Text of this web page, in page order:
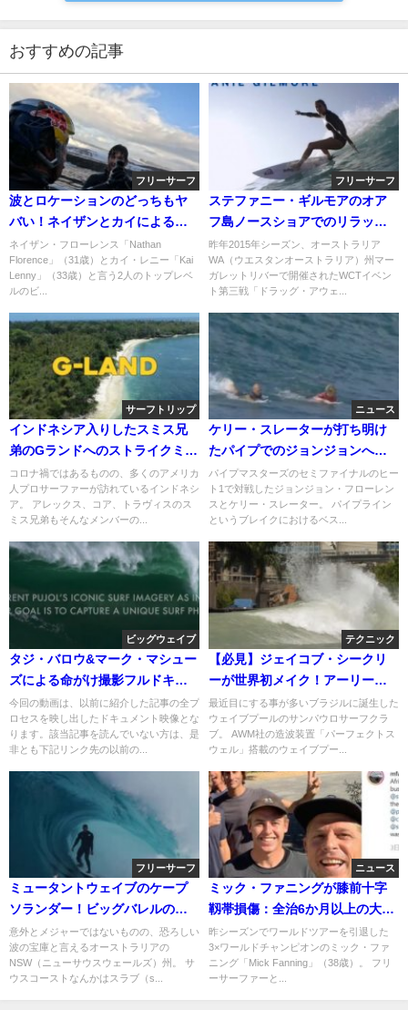
おすすめの記事
フリーサーフ
波とロケーションのどっちもヤ
バい！ネイザンとカイによるス
ラブチャージ動画
ネイザン・フローレンス「Nathan
Florence」（31歳）とカイ・レニー「Kai
Lenny」（33歳）と言う2人のトップレベ
ルのビ...
フリーサーフ
ステファニー・ギルモアのオア
フ島ノースショアでのリラック
スサーフ動画@2015
昨年2015年シーズン、オーストラリア
WA（ウエスタンオーストラリア）州マー
ガレットリバーで開催されたWCTイベン
ト第三戦「ドラッグ・アウェ...
サーフトリップ
インドネシア入りしたスミス兄
弟のGランドへのストライクミッ
ション動画
コロナ禍ではあるものの、多くのアメリカ
人プロサーファーが訪れているインドネシ
ア。 アレックス、コア、トラヴィスのス
ミス兄弟もそんなメンバーの...
ニュース
ケリー・スレーターが打ち明け
たパイプでのジョンジョンへの
前乗りの理由
パイプマスターズのセミファイナルのヒー
ト1で対戦したジョンジョン・フローレン
スとケリー・スレーター。 パイプライン
というブレイクにおけるベス...
ビッグウェイブ
タジ・バロウ&マーク・マシュー
ズによる命がけ撮影フルドキュ
メント
今回の動画は、以前に紹介した記事の全プ
ロセスを映し出したドキュメント映像とな
ります。該当記事を読んでいない方は、是
非とも下記リンク先の以前の...
テクニック
【必見】ジェイコブ・シークリ
ーが世界初メイク！アーリーウ
ープビッグスピン動画
最近目にする事が多いブラジルに誕生した
ウェイブプールのサンパウロサーフクラ
ブ。 AWM社の造波装置「パーフェクトス
ウェル」搭載のウェイブプー...
フリーサーフ
ミュータントウェイブのケープ
ソランダー！ビッグバレルのス
ローモーション動画
意外とメジャーではないものの、恐ろしい
波の宝庫と言えるオーストラリアの
NSW（ニューサウスウェールズ）州。 サ
ウスコーストなんかはスラブ（s...
ニュース
ミック・ファニングが膝前十字
靱帯損傷：全治6か月以上の大怪
我
昨シーズンでワールドツアーを引退した
3×ワールドチャンピオンのミック・ファ
ニング「Mick Fanning」（38歳）。 フリ
ーサーファーと...